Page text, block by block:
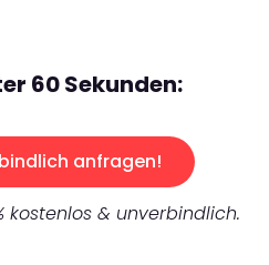
60 Sekunden:
anfragen!
kostenlos & unverbindlich.